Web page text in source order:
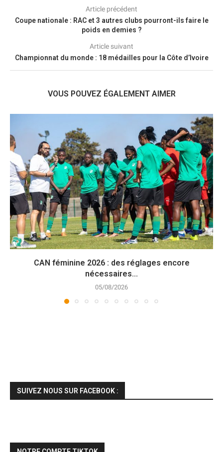
Article précédent
Coupe nationale : RAC et 3 autres clubs pourront-ils faire le
poids en demies ?
Article suivant
Championnat du monde : 18 médailles pour la Côte d’Ivoire
VOUS POUVEZ ÉGALEMENT AIMER
CAN féminine 2026 : des réglages encore
nécessaires...
05/08/2026
SUIVEZ NOUS SUR FACEBOOK :